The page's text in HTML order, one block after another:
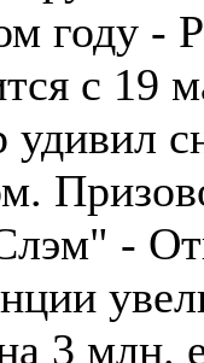
году -
с 19
удивил
-
3 млн.